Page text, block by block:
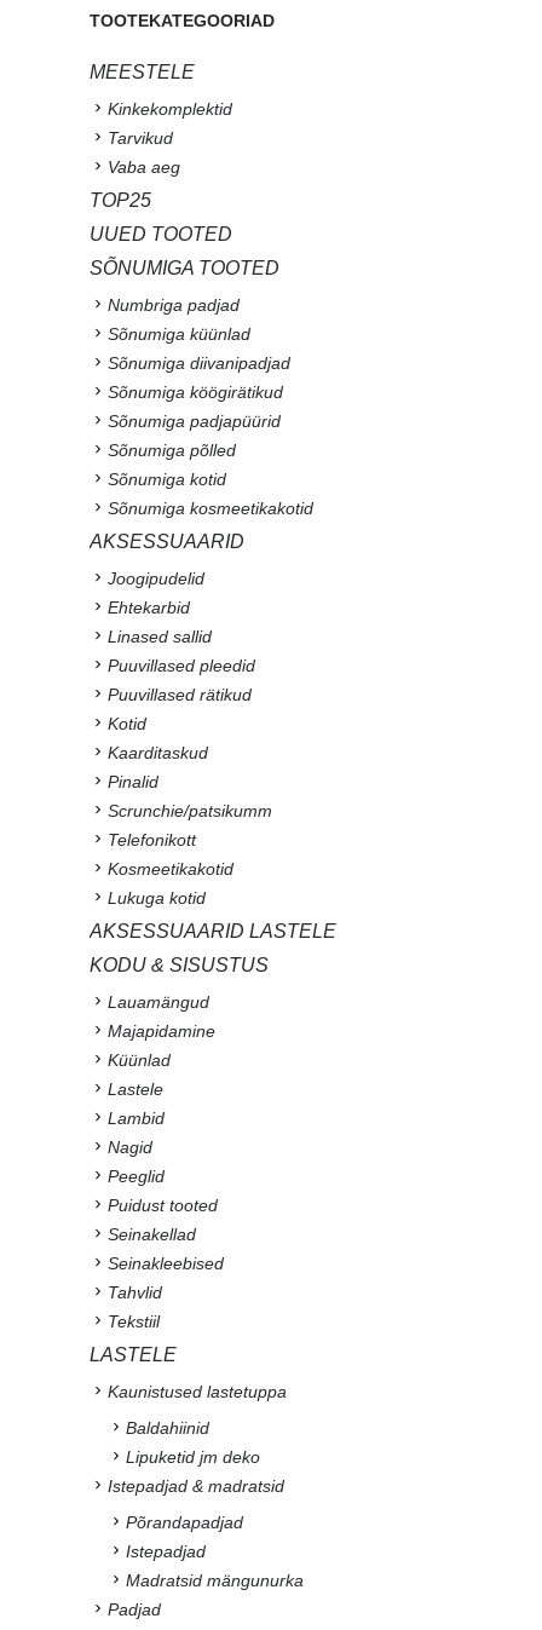
TOOTEKATEGOORIAD
MEESTELE
Kinkekomplektid
Tarvikud
Vaba aeg
TOP25
UUED TOOTED
SÕNUMIGA TOOTED
Numbriga padjad
Sõnumiga küünlad
Sõnumiga diivanipadjad
Sõnumiga köögirätikud
Sõnumiga padjapüürid
Sõnumiga põlled
Sõnumiga kotid
Sõnumiga kosmeetikakotid
AKSESSUAARID
Joogipudelid
Ehtekarbid
Linased sallid
Puuvillased pleedid
Puuvillased rätikud
Kotid
Kaarditaskud
Pinalid
Scrunchie/patsikumm
Telefonikott
Kosmeetikakotid
Lukuga kotid
AKSESSUAARID LASTELE
KODU & SISUSTUS
Lauamängud
Majapidamine
Küünlad
Lastele
Lambid
Nagid
Peeglid
Puidust tooted
Seinakellad
Seinakleebised
Tahvlid
Tekstiil
LASTELE
Kaunistused lastetuppa
Baldahiinid
Lipuketid jm deko
Istepadjad & madratsid
Põrandapadjad
Istepadjad
Madratsid mängunurka
Padjad